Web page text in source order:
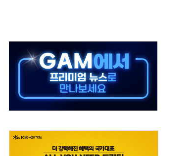
들 체포
…제주 연설서 신경전 고조
극 환영"·野 "졸속 국정"